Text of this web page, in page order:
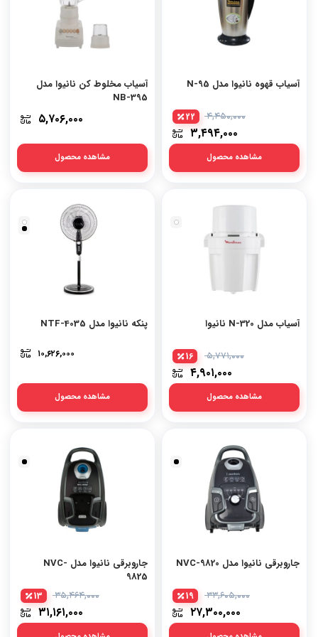
آسیاب قهوه نانیوا مدل N-95
۴,۴۵۰,۰۰۰
۳,۴۹۴,۰۰۰
22
مشاهده محصول
آسیاب مخلوط کن نانیوا مدل
NB-395
۵,۷۰۶,۰۰۰
مشاهده محصول
آسیاب مدل N-320 نانیوا
۵,۷۷۱,۰۰۰
۴,۹۰۱,۰۰۰
16
مشاهده محصول
پنکه نانیوا مدل 4035-NTF
۱۰,۶۲۶,۰۰۰
مشاهده محصول
جاروبرقی نانیوا مدل NVC-9820
۳۳,۶۰۵,۰۰۰
۲۷,۳۰۰,۰۰۰
19
جاروبرقی نانیوا مدل NVC-
9825
۳۵,۴۶۴,۰۰۰
۳۱,۱۶۱,۰۰۰
13